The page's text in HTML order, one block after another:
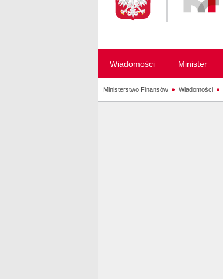
Wiadomości Minister
Ministerstwo Finansów Wiadomości